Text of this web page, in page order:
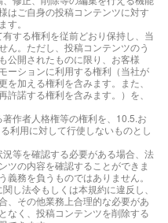
はご自身の投稿コンテンツに対す
。
する権利を従前どおり保持し、当
ん。ただし、投稿コンテンツのう
公開されたものに限り、お客様
ーションに利用する権利（当社が
加える権利を含みます。また、
諾する権利を含みます。）を、
作者人格権等の権利を、10.5.お
利用に対して行使しないものとし
等を確認する必要がある場合、法
ツの内容を確認することができま
務を負うものではありません。
し法令もしくは本規約に違反し、
、その他業務上合理的な必要があ
なく、投稿コンテンツを削除する